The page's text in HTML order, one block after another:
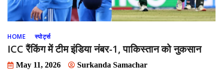
HOME स्पोर्ट्स
ICC रैंकिंग में टीम इंडिया नंबर-1, पाकिस्तान को नुकसान
May 11, 2026 Surkanda Samachar